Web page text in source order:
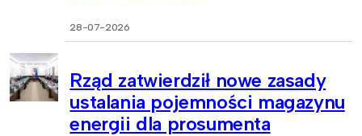
28-07-2026
Rząd zatwierdził nowe zasady
ustalania pojemności magazynu
energii dla prosumenta